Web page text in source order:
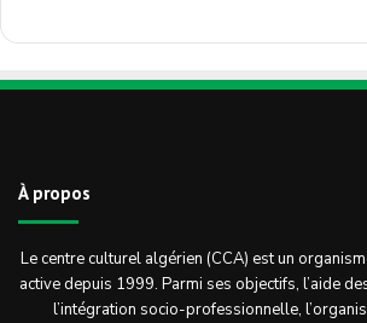
À propos
Le centre culturel algérien (CCA) est un
active depuis 1999. Parmi ses objectifs, l’aide
l’intégration socio-professionnelle,